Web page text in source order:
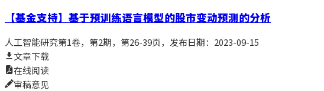
【基金支持】 基于预训练语言模型的股市变动预测的分析
人工智能研究第1卷，第2期，第26-39页，发布日期：2023-09-15
文章下载
在线阅读
审稿意见